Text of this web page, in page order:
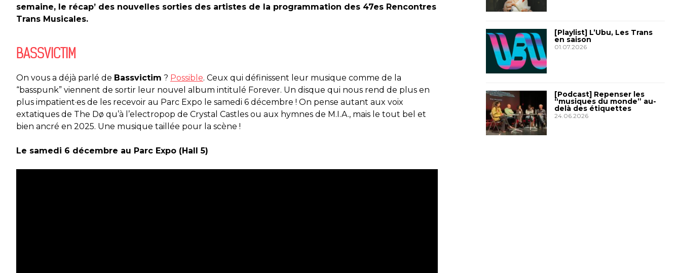
semaine, le récap’ des nouvelles sorties des artistes de la programmation des 47es Rencontres
Trans Musicales.
BASSVICTIM
On vous a déjà parlé de Bassvictim ? Possible. Ceux qui définissent leur musique comme de la
“basspunk” viennent de sortir leur nouvel album intitulé Forever. Un disque qui nous rend de plus en
plus impatient·es de les recevoir au Parc Expo le samedi 6 décembre ! On pense autant aux voix
extatiques de The Dø qu’à l’electropop de Crystal Castles ou aux hymnes de M.I.A., mais le tout bel et
bien ancré en 2025. Une musique taillée pour la scène !
Le samedi 6 décembre au Parc Expo (Hall 5)
[Playlist] L’Ubu, Les Trans
en saison
01.07.2026
[Podcast] Repenser les
“musiques du monde” au-
delà des étiquettes
24.06.2026